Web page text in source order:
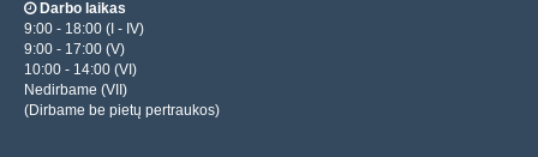
Darbo laikas
9:00 - 18:00 (I - IV)
9:00 - 17:00 (V)
10:00 - 14:00 (VI)
Nedirbame (VII)
(Dirbame be pietų pertraukos)